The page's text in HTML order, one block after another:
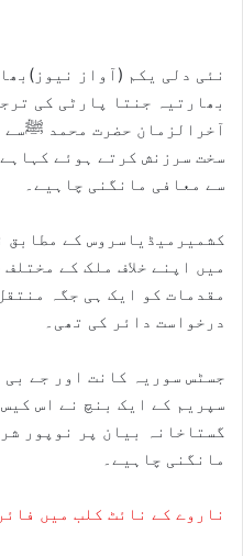
نئی دلی یکم (آواز
بھارتیہ جنتا پارٹی کی
آخرالزمان حضرت محمد ﷺسے
سخت سرزنش کرتے ہوئے
سے معافی مانگنی چاہیے۔
کشمیرمیڈیاسروس کے مطابق
میں اپنے خلاف ملک کے
مقدمات کو ایک ہی جگہ
درخواست دائر کی تھی۔
جسٹس سوریہ کانت اور جے
سپریم کے ایک بنچ نے اس
گستاخانہ بیان پر نوپور
مانگنی چاہیے۔
ناروے کے نائٹ کلب میں فائرنگ